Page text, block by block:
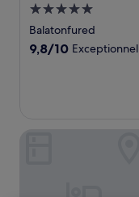
Hébergement
5.0 étoiles
Balatonfured
9.8
9,8/10 Exceptionnel